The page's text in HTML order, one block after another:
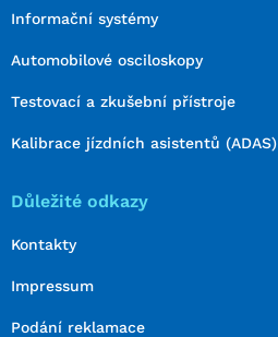
Informační systémy
Automobilové osciloskopy
Testovací a zkušební přístroje
Kalibrace jízdních asistentů (ADAS)
Důležité odkazy
Kontakty
Impressum
Podání reklamace